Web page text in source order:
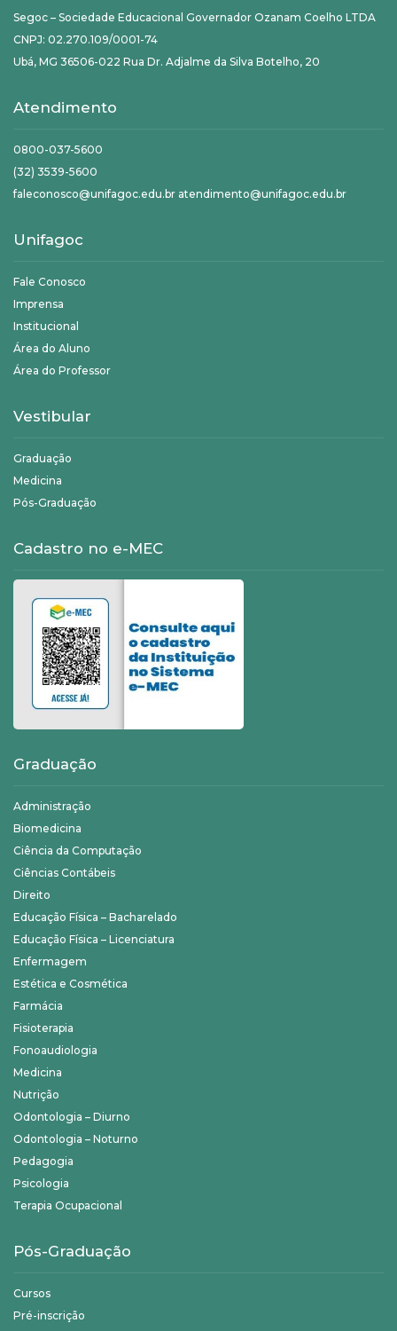
Segoc – Sociedade Educacional Governador Ozanam Coelho LTDA
CNPJ: 02.270.109/0001-74
Ubá, MG 36506-022 Rua Dr. Adjalme da Silva Botelho, 20
Atendimento
0800-037-5600
(32) 3539-5600
faleconosco@unifagoc.edu.br atendimento@unifagoc.edu.br
Unifagoc
Fale Conosco
Imprensa
Institucional
Área do Aluno
Área do Professor
Vestibular
Graduação
Medicina
Pós-Graduação
Cadastro no e-MEC
Graduação
Administração
Biomedicina
Ciência da Computação
Ciências Contábeis
Direito
Educação Física – Bacharelado
Educação Física – Licenciatura
Enfermagem
Estética e Cosmética
Farmácia
Fisioterapia
Fonoaudiologia
Medicina
Nutrição
Odontologia – Diurno
Odontologia – Noturno
Pedagogia
Psicologia
Terapia Ocupacional
Pós-Graduação
Cursos
Pré-inscrição